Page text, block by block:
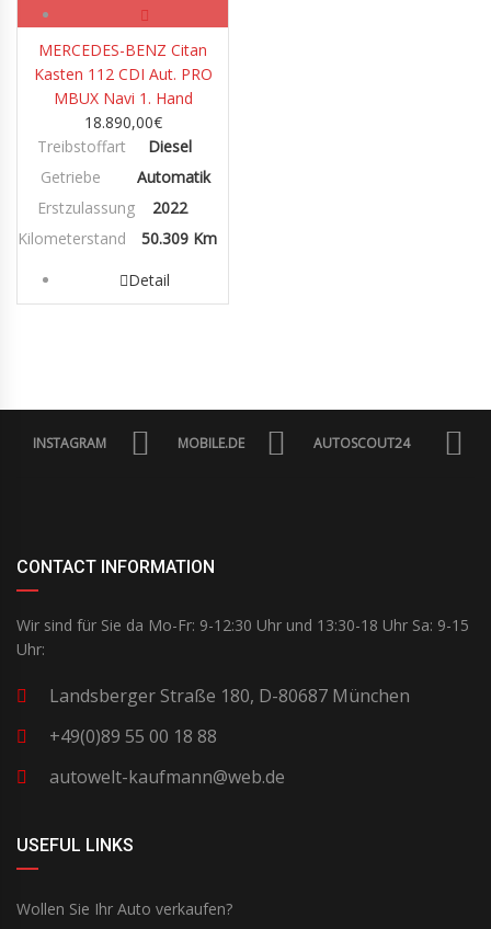
MERCEDES-BENZ Citan
Kasten 112 CDI Aut. PRO
MBUX Navi 1. Hand
18.890,00€
Treibstoffart
Diesel
Getriebe
Automatik
Erstzulassung
2022
Kilometerstand
50.309 Km
Detail
INSTAGRAM MOBILE.DE AUTOSCOUT24
CONTACT INFORMATION
Wir sind für Sie da Mo-Fr: 9-12:30 Uhr und 13:30-18 Uhr Sa: 9-15
Uhr:
Landsberger Straße 180, D-80687 München
+49(0)89 55 00 18 88
autowelt-kaufmann@web.de
USEFUL LINKS
Wollen Sie Ihr Auto verkaufen?